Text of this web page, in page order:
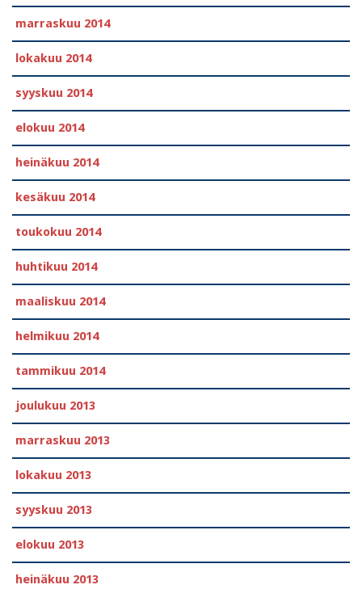
marraskuu 2014
lokakuu 2014
syyskuu 2014
elokuu 2014
heinäkuu 2014
kesäkuu 2014
toukokuu 2014
huhtikuu 2014
maaliskuu 2014
helmikuu 2014
tammikuu 2014
joulukuu 2013
marraskuu 2013
lokakuu 2013
syyskuu 2013
elokuu 2013
heinäkuu 2013